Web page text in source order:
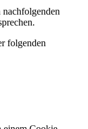
folgenden